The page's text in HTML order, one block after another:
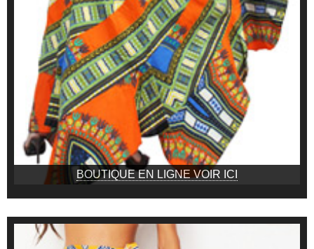
BOUTIQUE EN LIGNE VOIR ICI